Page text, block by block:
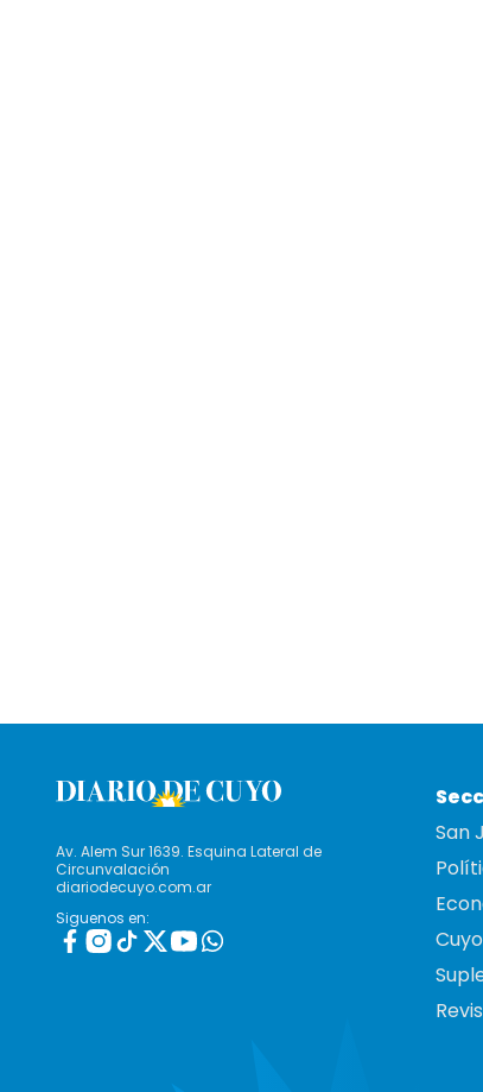
Av. Alem Sur 1639. Esquina Lateral de
Circunvalación
diariodecuyo.com.ar
Siguenos en:
San